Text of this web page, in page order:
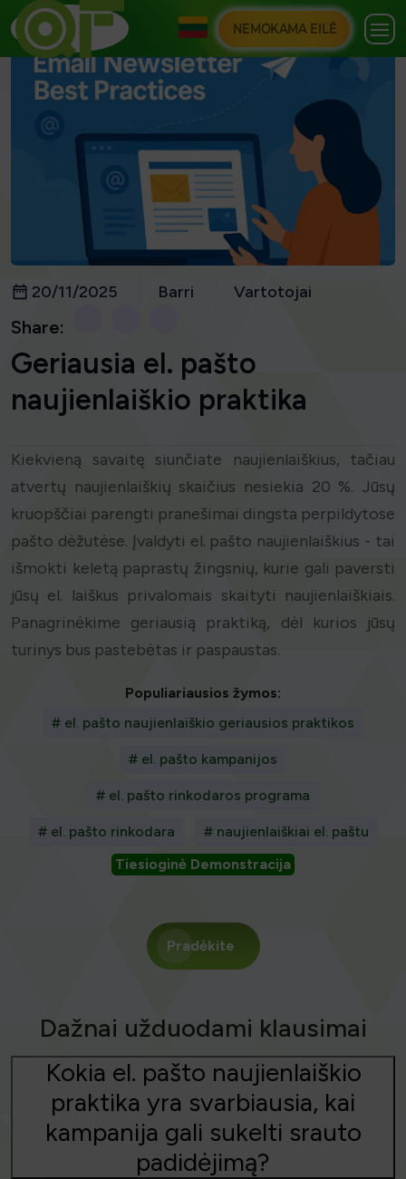
NEMOKAMA EILĖ
20/11/2025 Barri Vartotojai
Share:
Geriausia el. pašto
naujienlaiškio praktika
Kiekvieną savaitę siunčiate naujienlaiškius, tačiau
atvertų naujienlaiškių skaičius nesiekia 20 %. Jūsų
kruopščiai parengti pranešimai dingsta perpildytose
pašto dėžutėse. Įvaldyti el. pašto naujienlaiškius - tai
išmokti keletą paprastų žingsnių, kurie gali paversti
jūsų el. laiškus privalomais skaityti naujienlaiškiais.
Panagrinėkime geriausią praktiką, dėl kurios jūsų
turinys bus pastebėtas ir paspaustas.
Populiariausios žymos:
# el. pašto naujienlaiškio geriausios praktikos
# el. pašto kampanijos
# el. pašto rinkodaros programa
# el. pašto rinkodara
# naujienlaiškiai el. paštu
Tiesioginė Demonstracija
Pradėkite
Dažnai užduodami klausimai
Kokia el. pašto naujienlaiškio
praktika yra svarbiausia, kai
kampanija gali sukelti srauto
padidėjimą?